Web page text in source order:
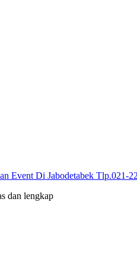
Event Di Jabodetabek Tlp.021-
dan lengkap